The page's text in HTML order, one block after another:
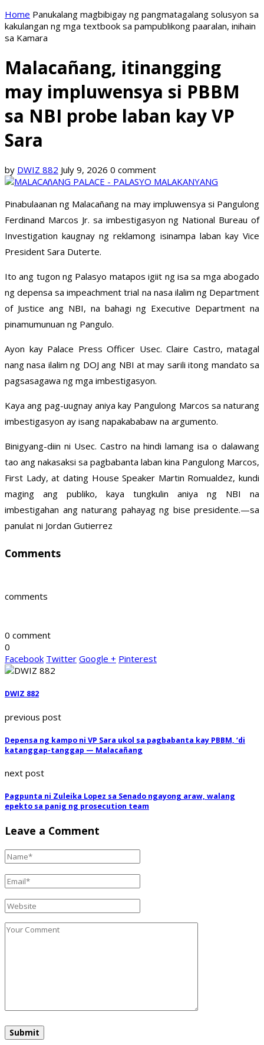
Home Panukalang magbibigay ng pangmatagalang solusyon sa
kakulangan ng mga textbook sa pampublikong paaralan, inihain
sa Kamara
Malacañang, itinangging
may impluwensya si PBBM
sa NBI probe laban kay VP
Sara
by DWIZ 882 July 9, 2026 0 comment
Pinabulaanan ng Malacañang na may impluwensya si Pangulong
Ferdinand Marcos Jr. sa imbestigasyon ng National Bureau of
Investigation kaugnay ng reklamong isinampa laban kay Vice
President Sara Duterte.
Ito ang tugon ng Palasyo matapos igiit ng isa sa mga abogado
ng depensa sa impeachment trial na nasa ilalim ng Department
of Justice ang NBI, na bahagi ng Executive Department na
pinamumunuan ng Pangulo.
Ayon kay Palace Press Officer Usec. Claire Castro, matagal
nang nasa ilalim ng DOJ ang NBI at may sarili itong mandato sa
pagsasagawa ng mga imbestigasyon.
Kaya ang pag-uugnay aniya kay Pangulong Marcos sa naturang
imbestigasyon ay isang napakababaw na argumento.
Binigyang-diin ni Usec. Castro na hindi lamang isa o dalawang
tao ang nakasaksi sa pagbabanta laban kina Pangulong Marcos,
First Lady, at dating House Speaker Martin Romualdez, kundi
maging ang publiko, kaya tungkulin aniya ng NBI na
imbestigahan ang naturang pahayag ng bise presidente.—sa
panulat ni Jordan Gutierrez
Comments
comments
0 comment
0
Facebook Twitter Google + Pinterest
DWIZ 882
previous post
Depensa ng kampo ni VP Sara ukol sa pagbabanta kay PBBM, ‘di
katanggap-tanggap — Malacañang
next post
Pagpunta ni Zuleika Lopez sa Senado ngayong araw, walang
epekto sa panig ng prosecution team
Leave a Comment